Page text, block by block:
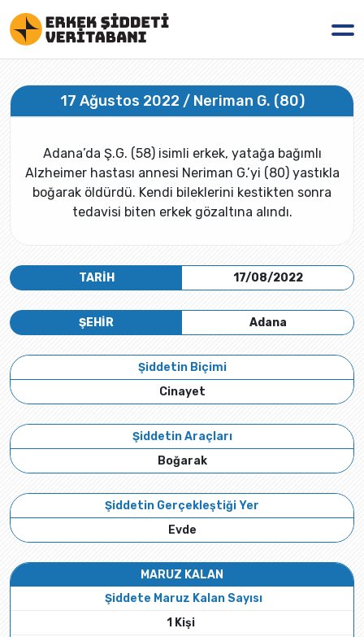
17 Ağustos 2022 / Neriman G. (80)
Adana’da Ş.G. (58) isimli erkek, yatağa bağımlı
Alzheimer hastası annesi Neriman G.’yi (80) yastıkla
boğarak öldürdü. Kendi bileklerini kestikten sonra
tedavisi biten erkek gözaltına alındı.
TARİH 17/08/2022
Adana
ŞEHİR
Şiddetin Biçimi
Cinayet
Şiddetin Araçları
Boğarak
Şiddetin Gerçekleştiği Yer
Evde
MARUZ KALAN
Şiddete Maruz Kalan Sayısı
1 Kişi